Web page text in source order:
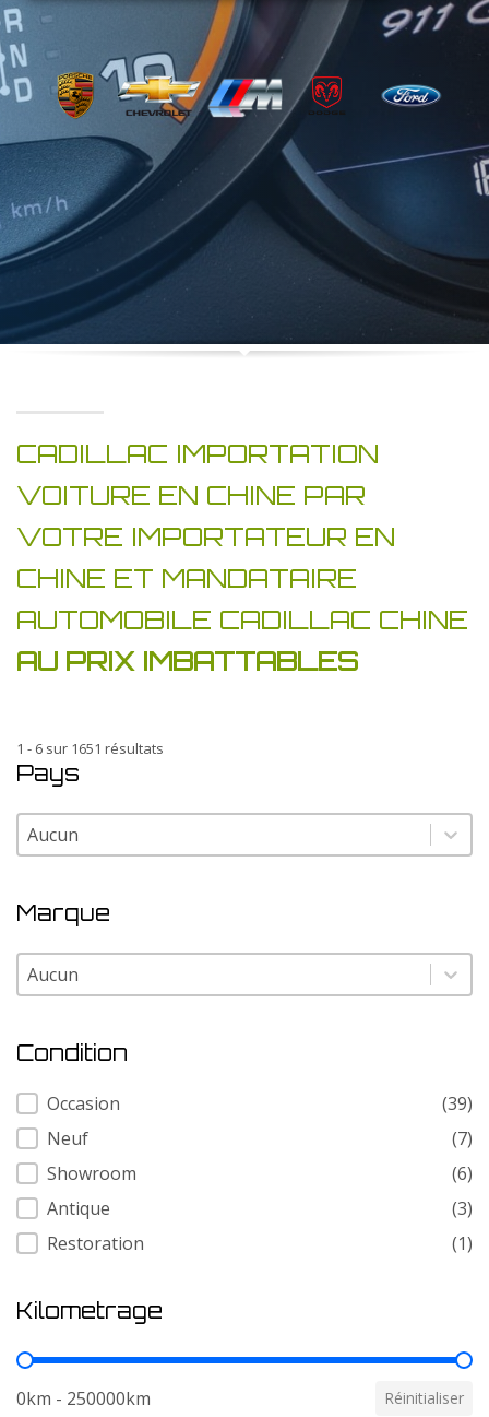
CADILLAC IMPORTATION
VOITURE EN CHINE PAR
VOTRE IMPORTATEUR EN
CHINE ET MANDATAIRE
AUTOMOBILE CADILLAC CHINE
AU PRIX IMBATTABLES
1 - 6 sur 1651 résultats
Pays
Pays
Pays
Marque
Marque
Marque
Condition
Condition
Occasion
(39)
Neuf
(7)
Showroom
(6)
Antique
(3)
Restoration
(1)
Kilometrage
Kilometrage
0km - 250000km Réinitialiser